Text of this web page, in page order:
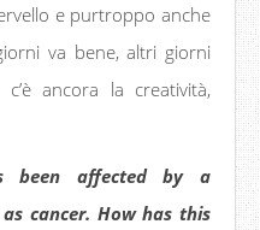
e purtroppo anche
va bene, altri giorni
ancora la creatività,
been affected by a
cancer. How has this